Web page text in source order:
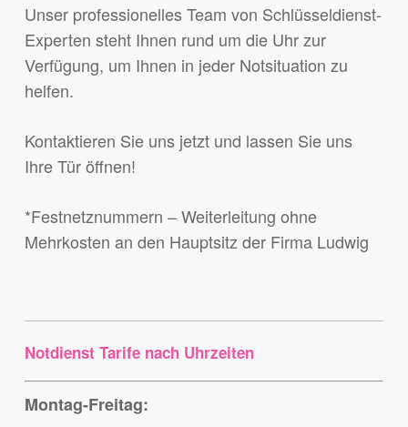
Unser professionelles Team von Schlüsseldienst-
Experten steht Ihnen rund um die Uhr zur
Verfügung, um Ihnen in jeder Notsituation zu
helfen.
Kontaktieren Sie uns jetzt und lassen Sie uns
Ihre Tür öffnen!
*Festnetznummern – Weiterleitung ohne
Mehrkosten an den Hauptsitz der Firma Ludwig
Notdienst Tarife nach Uhrzeiten
Montag-Freitag: